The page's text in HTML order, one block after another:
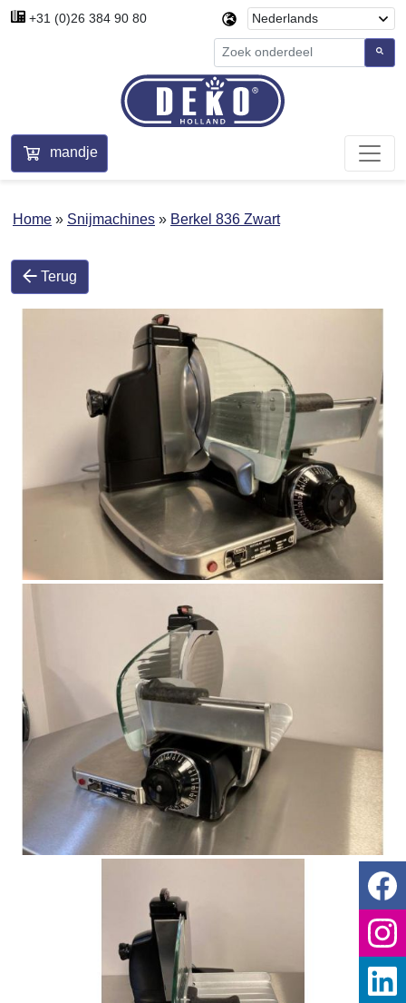
+31 (0)26 384 90 80
mandje
Home Snijmachines Berkel 836 Zwart
Terug